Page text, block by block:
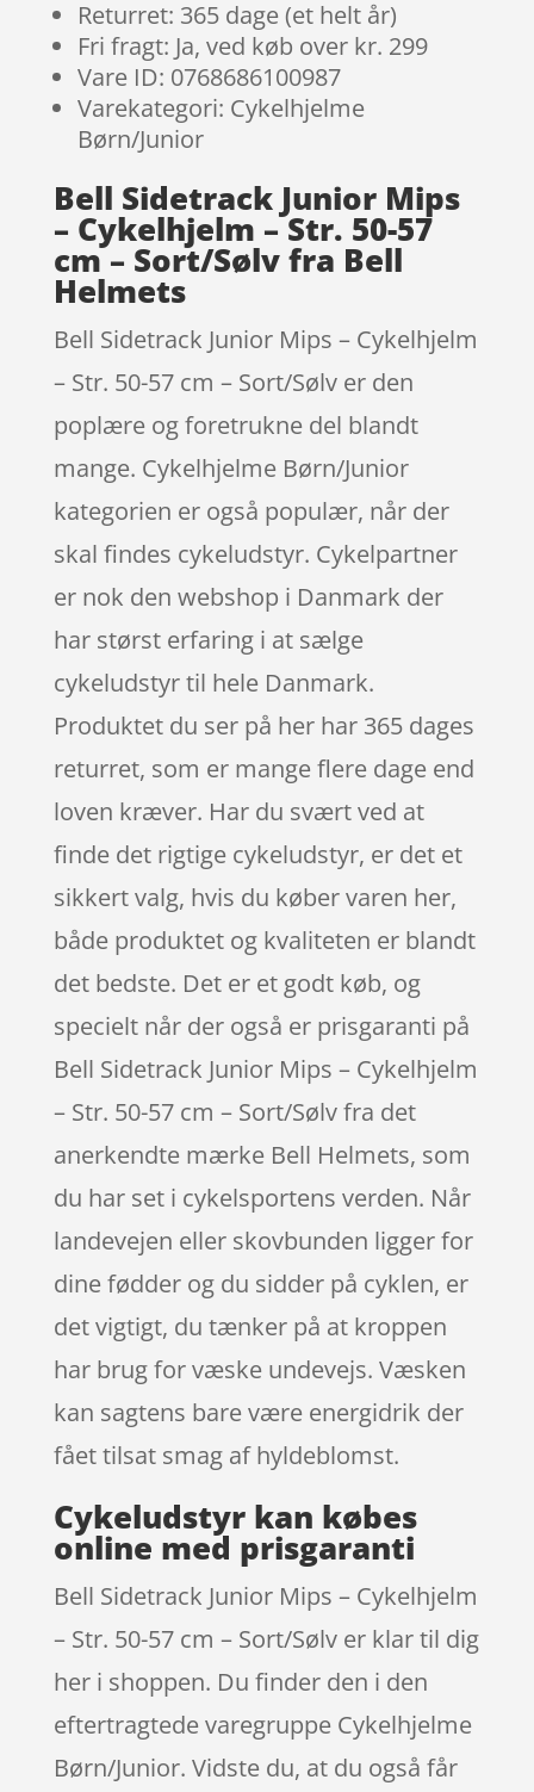
Returret: 365 dage (et helt år)
Fri fragt: Ja, ved køb over kr. 299
Vare ID: 0768686100987
Varekategori: Cykelhjelme
Børn/Junior
Bell Sidetrack Junior Mips
– Cykelhjelm – Str. 50-57
cm – Sort/Sølv fra Bell
Helmets
Bell Sidetrack Junior Mips – Cykelhjelm
– Str. 50-57 cm – Sort/Sølv er den
poplære og foretrukne del blandt
mange. Cykelhjelme Børn/Junior
kategorien er også populær, når der
skal findes cykeludstyr. Cykelpartner
er nok den webshop i Danmark der
har størst erfaring i at sælge
cykeludstyr til hele Danmark.
Produktet du ser på her har 365 dages
returret, som er mange flere dage end
loven kræver. Har du svært ved at
finde det rigtige cykeludstyr, er det et
sikkert valg, hvis du køber varen her,
både produktet og kvaliteten er blandt
det bedste. Det er et godt køb, og
specielt når der også er prisgaranti på
Bell Sidetrack Junior Mips – Cykelhjelm
– Str. 50-57 cm – Sort/Sølv fra det
anerkendte mærke Bell Helmets, som
du har set i cykelsportens verden. Når
landevejen eller skovbunden ligger for
dine fødder og du sidder på cyklen, er
det vigtigt, du tænker på at kroppen
har brug for væske undevejs. Væsken
kan sagtens bare være energidrik der
fået tilsat smag af hyldeblomst.
Cykeludstyr kan købes
online med prisgaranti
Bell Sidetrack Junior Mips – Cykelhjelm
– Str. 50-57 cm – Sort/Sølv er klar til dig
her i shoppen. Du finder den i den
eftertragtede varegruppe Cykelhjelme
Børn/Junior. Vidste du, at du også får